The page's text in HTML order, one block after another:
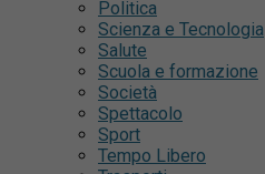
Politica
Scienza e Tecnologia
Salute
Scuola e formazione
Società
Spettacolo
Sport
Tempo Libero